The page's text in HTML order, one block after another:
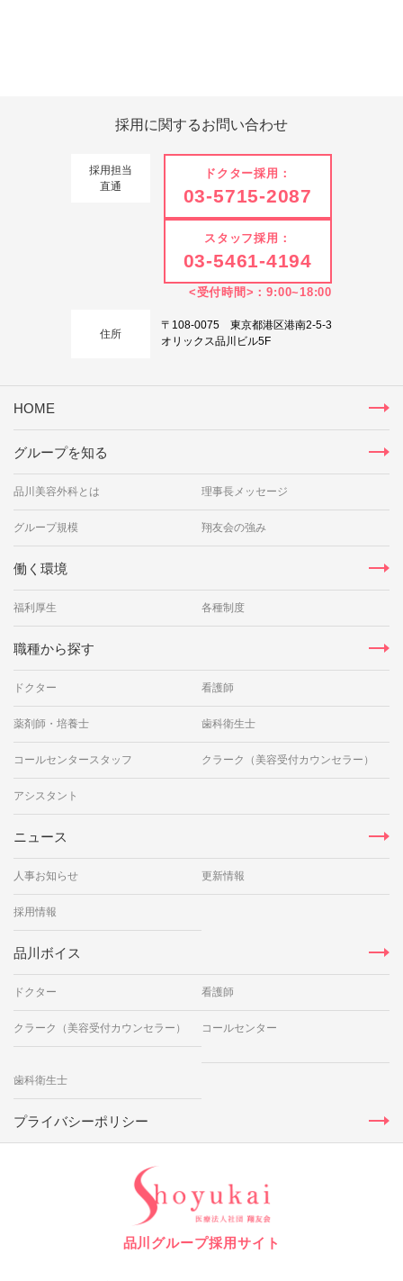
採用に関するお問い合わせ
採用担当
直通
ドクター採用：
03-5715-2087
スタッフ採用：
03-5461-4194
<受付時間>：9:00~18:00
住所
〒108-0075 東京都港区港南2-5-3
オリックス品川ビル5F
HOME
グループを知る
品川美容外科とは 理事長メッセージ
グループ規模 翔友会の強み
働く環境
福利厚生 各種制度
職種から探す
ドクター 看護師
薬剤師・培養士 歯科衛生士
コールセンタースタッフ クラーク（美容受付カウンセラー）
アシスタント
ニュース
人事お知らせ 更新情報
採用情報
品川ボイス
ドクター 看護師
クラーク（美容受付カウンセラー） コールセンター
歯科衛生士
プライバシーポリシー
品川グループ採用サイト